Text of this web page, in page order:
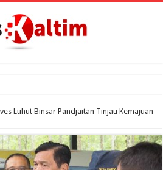
Luhut Binsar Pandjaitan Tinjau Kemajuan